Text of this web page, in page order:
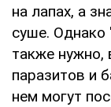
на лапах, а
суше. Однако
также нужно,
паразитов и
нем могут